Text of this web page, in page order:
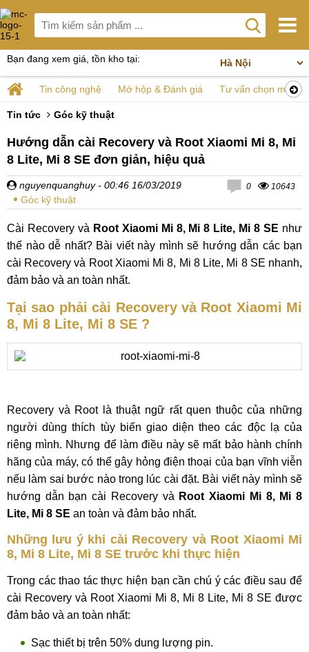
Bạn đang xem giá, tồn kho tại:
Tin công nghệ Mở hộp & Đánh giá Tư vấn chọn mua
Tin tức Góc kỹ thuật
Hướng dẫn cài Recovery và Root Xiaomi Mi 8, Mi
8 Lite, Mi 8 SE đơn giản, hiệu quả
nguyenquanghuy - 00:46 16/03/2019
Góc kỹ thuật
0 10643
Cài Recovery và Root Xiaomi Mi 8, Mi 8 Lite, Mi 8 SE như
thế nào dễ nhất? Bài viết này mình sẽ hướng dẫn các bạn
cài Recovery và Root Xiaomi Mi 8, Mi 8 Lite, Mi 8 SE nhanh,
đảm bảo và an toàn nhất.
Tại sao phải cài Recovery và Root Xiaomi Mi
8, Mi 8 Lite, Mi 8 SE ?
Recovery và Root là thuật ngữ rất quen thuộc của những
người dùng thích tùy biến giao diện theo các độc lạ của
riêng mình. Nhưng để làm điều này sẽ mất bảo hành chính
hãng của máy, có thể gây hỏng điện thoại của bạn vĩnh viễn
nếu làm sai bước nào trong lúc cài đặt. Bài viết này mình sẽ
hướng dẫn bạn cài Recovery và Root Xiaomi Mi 8, Mi 8
Lite, Mi 8 SE an toàn và đảm bảo nhất.
Những lưu ý khi cài Recovery và Root Xiaomi Mi
8, Mi 8 Lite, Mi 8 SE trước khi thực hiện
Trong các thao tác thực hiện bạn cần chú ý các điều sau để
cài Recovery và Root Xiaomi Mi 8, Mi 8 Lite, Mi 8 SE được
đảm bảo và an toàn nhất:
Sạc thiết bị trên 50% dung lượng pin.